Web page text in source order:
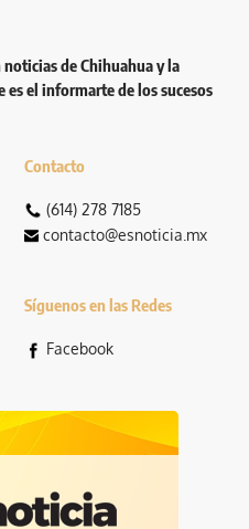
de Chihuahua y la
el informarte de los sucesos
Contacto
(614) 278 7185
contacto@esnoticia.mx
Síguenos en las Redes
Facebook